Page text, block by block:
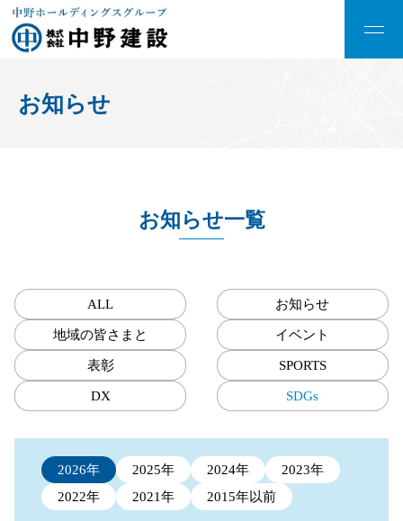
お知らせ
お知らせ一覧
ALL お知らせ
地域の皆さまと イベント
表彰 SPORTS
DX SDGs
2026年 2025年 2024年
2023年
2022年
2021年 2015年以前